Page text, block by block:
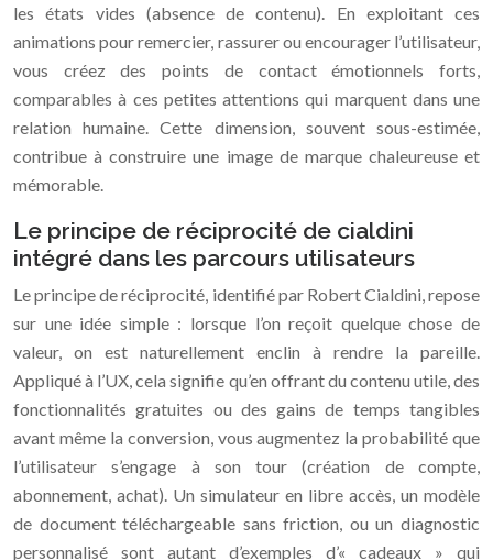
les états vides (absence de contenu). En exploitant ces
animations pour remercier, rassurer ou encourager l’utilisateur,
vous créez des points de contact émotionnels forts,
comparables à ces petites attentions qui marquent dans une
relation humaine. Cette dimension, souvent sous-estimée,
contribue à construire une image de marque chaleureuse et
mémorable.
Le principe de réciprocité de cialdini
intégré dans les parcours utilisateurs
Le principe de réciprocité, identifié par Robert Cialdini, repose
sur une idée simple : lorsque l’on reçoit quelque chose de
valeur, on est naturellement enclin à rendre la pareille.
Appliqué à l’UX, cela signifie qu’en offrant du contenu utile, des
fonctionnalités gratuites ou des gains de temps tangibles
avant même la conversion, vous augmentez la probabilité que
l’utilisateur s’engage à son tour (création de compte,
abonnement, achat). Un simulateur en libre accès, un modèle
de document téléchargeable sans friction, ou un diagnostic
personnalisé sont autant d’exemples d’« cadeaux » qui